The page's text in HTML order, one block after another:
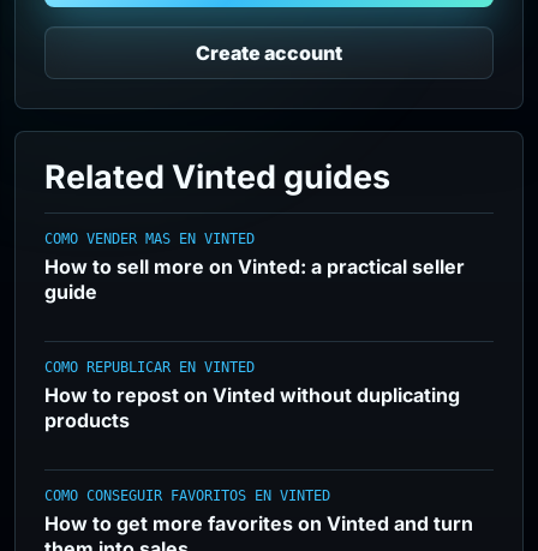
Create account
Related Vinted guides
COMO VENDER MAS EN VINTED
How to sell more on Vinted: a practical seller
guide
COMO REPUBLICAR EN VINTED
How to repost on Vinted without duplicating
products
COMO CONSEGUIR FAVORITOS EN VINTED
How to get more favorites on Vinted and turn